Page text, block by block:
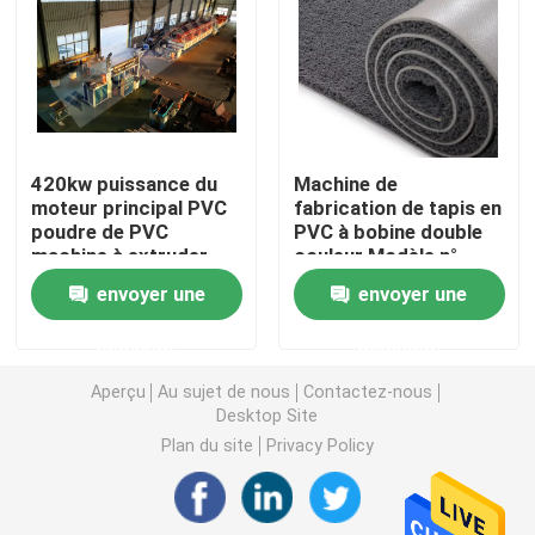
Machine d'extrudeuse de tuyau de PVC
Chaîne de production de tuyau de PPR
Machine d'extrudeuse de tuyau de PE
Machine ondulée d'extrudeuse de tuyau
Pp attachent la chaîne de production
Machine en plastique d'extrudeuse de feuille
420kw puissance du
moteur principal PVC
poudre de PVC
machine à extruder
mat en boucle de
bobine envoyer une
Machine de
fabrication de tapis en
PVC à bobine double
couleur Modèle n°
SJ100/30 Épaisseur
10-19 mmenvoyer une
Aperçu Au sujet de nous
Contactez-nous
Desktop Site
Plan du site
Privacy Policy